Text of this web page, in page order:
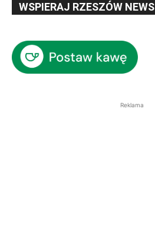
WSPIERAJ RZESZÓW NEWS
Reklama